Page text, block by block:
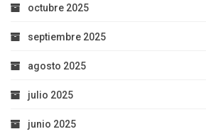
octubre 2025
septiembre 2025
agosto 2025
julio 2025
junio 2025